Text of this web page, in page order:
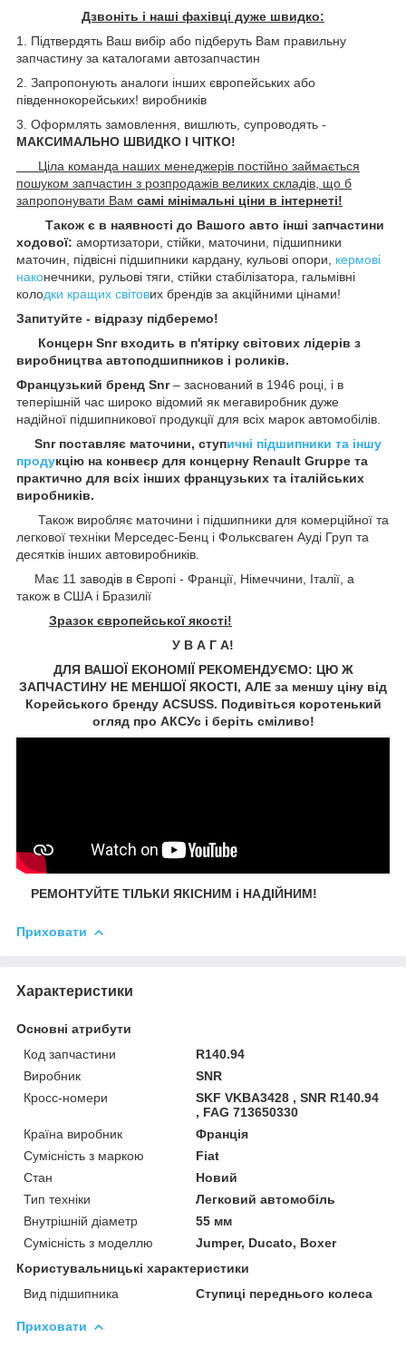
Дзвоніть і наші фахівці дуже швидко:
1. Підтвердять Ваш вибір або підберуть Вам правильну
запчастину за каталогами автозапчастин
2. Запропонують аналоги інших європейських або
південнокорейських! виробників
3. Оформлять замовлення, вишлють, супроводять -
МАКСИМАЛЬНО ШВИДКО І ЧІТКО!
Ціла команда наших менеджерів постійно займається
пошуком запчастин з розпродажів великих складів, що б
запропонувати Вам самі мінімальні ціни в інтернеті!
Також є в наявності до Вашого авто інші запчастини
ходової: амортизатори, стійки, маточини, підшипники
маточин, підвісні підшипники кардану, кульові опори,
кермові
наконечники, рульові тяги, стійки стабілізатора, гальмівні
колодки кращих світових брендів за акційними цінами!
Запитуйте - відразу підберемо!
Концерн Snr входить в п'ятірку світових лідерів з
виробництва автоподшипников і роликів.
Французький бренд Snr– заснований в 1946 році, і в
теперішній час широко відомий як мегавиробник дуже
надійної підшипникової продукції для всіх марок автомобілів.
Snr поставляє маточини, ступичні підшипники та іншу
продукцію на конвеєр для концерну Renault Gruppe та
практично для всіх інших французьких та італійських
виробників.
Також виробляє маточини і підшипники для комерційної та
легкової техніки Мерседес-Бенц і Фольксваген Ауді Груп та
десятків інших автовиробників.
Має 11 заводів в Європі - Франції, Німеччини, Італії, а
також в США і Бразилії
Зразок європейської якості!
У В А Г А!
ДЛЯ ВАШОЇ ЕКОНОМІЇ РЕКОМЕНДУЄМО: ЦЮ Ж
ЗАПЧАСТИНУ НЕ МЕНШОЇ ЯКОСТІ, АЛЕ за меншу ціну від
Корейського бренду ACSUSS. Подивіться коротенький
огляд про АКСУс і беріть сміливо!
РЕМОНТУЙТЕ ТІЛЬКИ ЯКІСНИМ і НАДІЙНИМ!
Приховати
Характеристики
Основні атрибути
Код запчастини
R140.94
Виробник
SNR
Кросс-номери
SKF VKBA3428 , SNR R140.94
, FAG 713650330
Країна виробник
Франція
Сумісність з маркою
Fiat
Стан
Новий
Тип техніки
Легковий автомобіль
Внутрішній діаметр
55 мм
Сумісність з моделлю
Jumper, Ducato, Boxer
Користувальницькі характеристики
Вид підшипника
Ступиці переднього колеса
Приховати